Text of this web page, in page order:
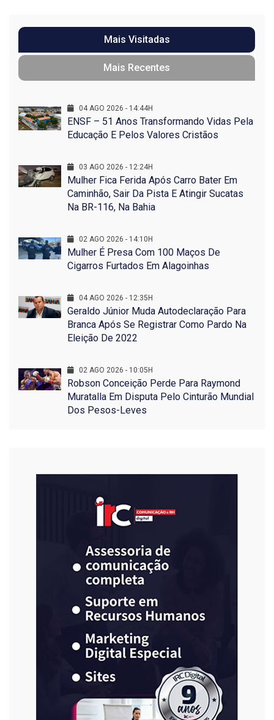
Mais Visitadas
Mais Recentes
04 AGO 2026 - 14:44H
ENSF – 51 Anos Transformando Vidas Pela
Educação E Pelos Valores Cristãos
03 AGO 2026 - 12:24H
Mulher Fica Ferida Após Carro Bater Em
Caminhão, Sair Da Pista E Atingir Sucatas
Na BR-116, Na Bahia
02 AGO 2026 - 14:10H
Mulher É Presa Com 100 Maços De
Cigarros Furtados Em Alagoinhas
04 AGO 2026 - 12:35H
Geraldo Júnior Muda Autodeclaração Para
Branca Após Se Registrar Como Pardo Na
Eleição De 2022
02 AGO 2026 - 10:05H
Robson Conceição Perde Para Raymond
Muratalla Em Disputa Pelo Cinturão Mundial
Dos Pesos-Leves